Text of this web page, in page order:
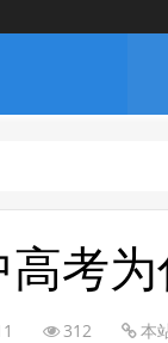
考
312 本